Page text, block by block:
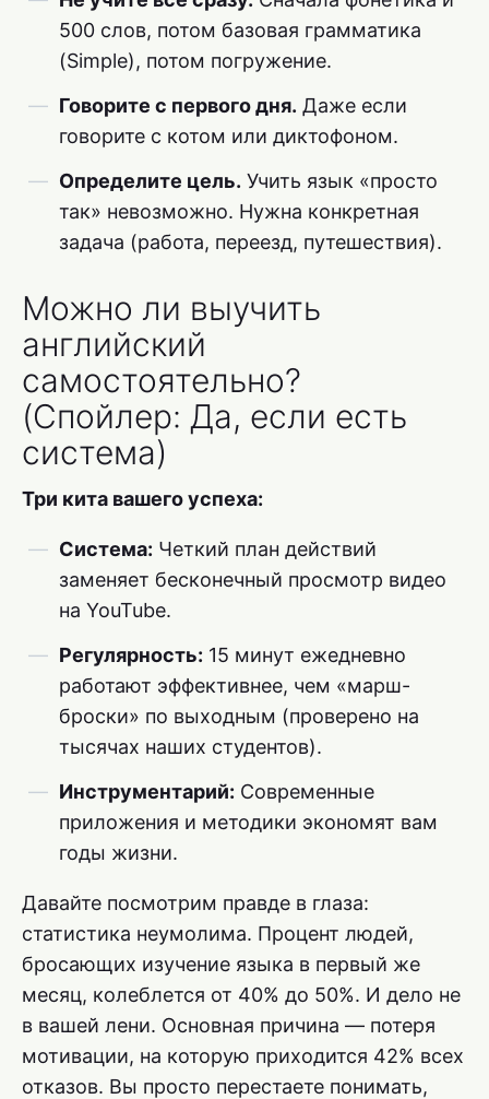
500 слов, потом базовая грамматика
(Simple), потом погружение.
Говорите с первого дня. Даже если
говорите с котом или диктофоном.
Определите цель. Учить язык «просто
так» невозможно. Нужна конкретная
задача (работа, переезд, путешествия).
Можно ли выучить
английский
самостоятельно?
(Спойлер: Да, если есть
система)
Три кита вашего успеха:
Система: Четкий план действий
заменяет бесконечный просмотр видео
на YouTube.
Регулярность: 15 минут ежедневно
работают эффективнее, чем «марш-
броски» по выходным (проверено на
тысячах наших студентов).
Инструментарий: Современные
приложения и методики экономят вам
годы жизни.
Давайте посмотрим правде в глаза:
статистика неумолима. Процент людей,
бросающих изучение языка в первый же
месяц, колеблется от 40% до 50%. И дело не
в вашей лени. Основная причина — потеря
мотивации, на которую приходится 42% всех
отказов. Вы просто перестаете понимать,